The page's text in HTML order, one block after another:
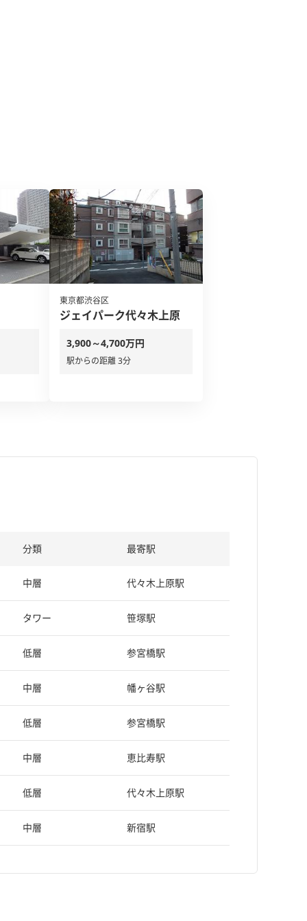
東京都渋谷区
ジェイパーク代々木上原
3,900～4,700万円
駅からの距離 3分
分類 最寄駅
中層 代々木上原駅
タワー 笹塚駅
低層 参宮橋駅
中層 幡ヶ谷駅
低層 参宮橋駅
中層 恵比寿駅
低層 代々木上原駅
中層 新宿駅